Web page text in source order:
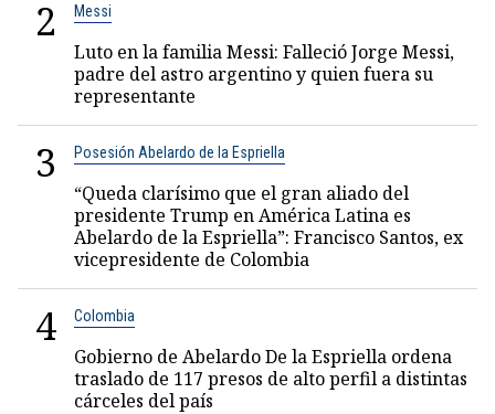
2 Messi
Luto en la familia Messi: Falleció Jorge Messi,
padre del astro argentino y quien fuera su
representante
3 Posesión Abelardo de la Espriella
“Queda clarísimo que el gran aliado del
presidente Trump en América Latina es
Abelardo de la Espriella”: Francisco Santos, ex
vicepresidente de Colombia
4 Colombia
Gobierno de Abelardo De la Espriella ordena
traslado de 117 presos de alto perfil a distintas
cárceles del país